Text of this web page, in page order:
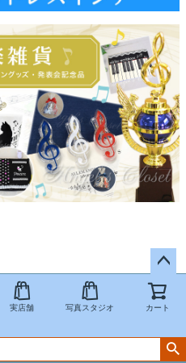
ペー
ジト
へ
実店舗 写真スタジオ カート